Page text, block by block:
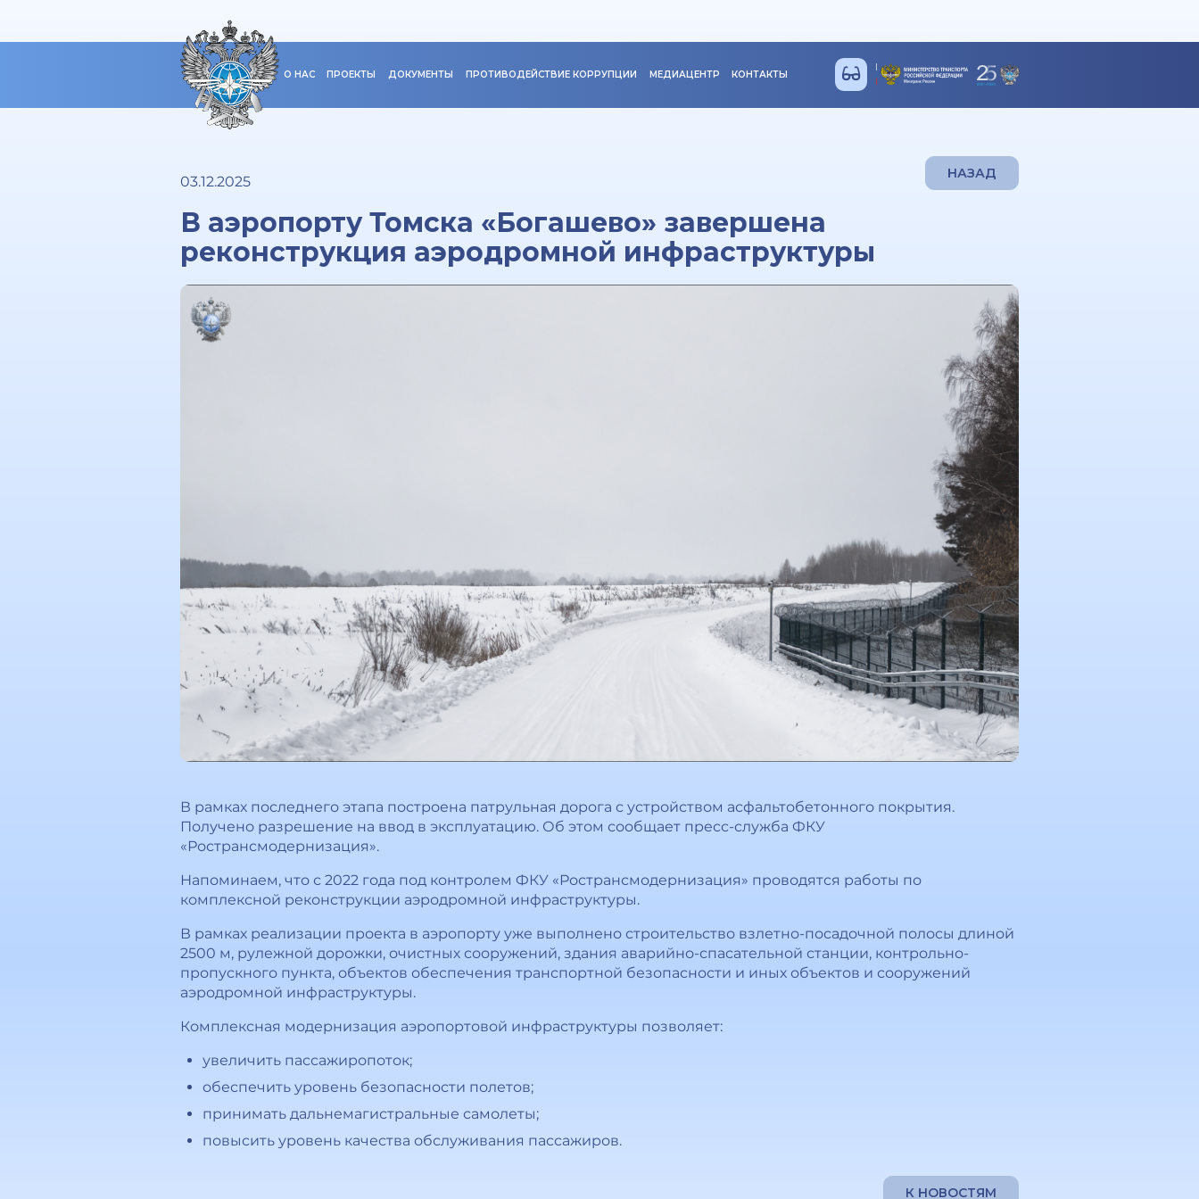
О НАС ПРОЕКТЫ ДОКУМЕНТЫ ПРОТИВОДЕЙСТВИЕ КОРРУПЦИИ МЕДИАЦЕНТР КОНТАКТЫ
03.12.2025 НАЗАД
В аэропорту Томска «Богашево» завершена
реконструкция аэродромной инфраструктуры
В рамках последнего этапа построена патрульная дорога с устройством асфальтобетонного покрытия.
Получено разрешение на ввод в эксплуатацию. Об этом сообщает пресс-служба ФКУ
«Ространсмодернизация».
Напоминаем, что с 2022 года под контролем ФКУ «Ространсмодернизация» проводятся работы по
комплексной реконструкции аэродромной инфраструктуры.
В рамках реализации проекта в аэропорту уже выполнено строительство взлетно-посадочной полосы длиной
2500 м, рулежной дорожки, очистных сооружений, здания аварийно-спасательной станции, контрольно-
пропускного пункта, объектов обеспечения транспортной безопасности и иных объектов и сооружений
аэродромной инфраструктуры.
Комплексная модернизация аэропортовой инфраструктуры позволяет:
увеличить пассажиропоток;
обеспечить уровень безопасности полетов;
принимать дальнемагистральные самолеты;
повысить уровень качества обслуживания пассажиров.
К НОВОСТЯМ